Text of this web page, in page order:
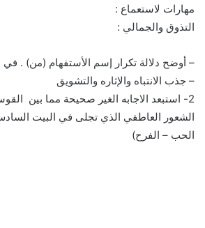
مهارات لاستعماع :
التذوق والجمالي :
– أوضح دلالة تكرار إسم الأستفهام (من) . في
– جذب الانتباه والإثاره والتشويق
2- استبعد الاجابه الغير صحيحة مما بين القوسين فيما يلي :
الشعور العاطفي الذي تجلى في البيت
الحب – الفرح)